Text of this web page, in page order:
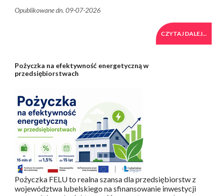
Opublikowane dn. 09-07-2026
CZYTAJ DALEJ...
Pożyczka na efektywność energetyczną w
przedsiębiorstwach
Pożyczka FELU to realna szansa dla przedsiębiorstw z
województwa lubelskiego na sfinansowanie inwestycji